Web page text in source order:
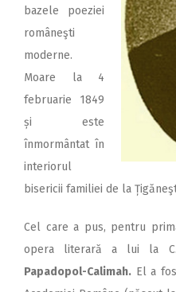
bazele poeziei
româneşti
moderne.
Moare la 4
februarie 1849
și este
înmormântat în
interiorul
bisericii familiei de la
Cel care a pus, pentru
opera literară a lui la
Papadopol-Calimah. El a